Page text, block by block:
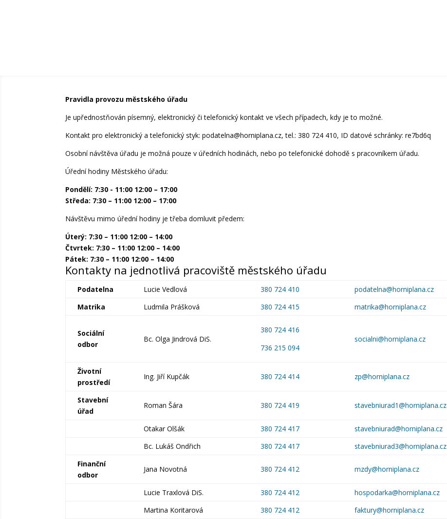
Pravidla provozu městského úřadu
Je upřednostňován písemný, elektronický či telefonický kontakt ve všech případech, kdy je to možné.
Kontakt pro elektronický a telefonický styk: podatelna@horniplana.cz, tel.: 380 724 410, ID datové schránky: re7bd6q
Osobní návštěva úřadu je možná pouze v úředních hodinách, nebo po telefonické dohodě s pracovníkem úřadu.
Úřední hodiny Městského úřadu:
Pondělí: 7:30 - 11:00 12:00 – 17:00
Středa: 7:30 – 11:00 12:00 – 17:00
Návštěvu mimo úřední hodiny je třeba domluvit předem:
Úterý: 7:30 – 11:00 12:00 – 14:00
Čtvrtek: 7:30 – 11:00 12:00 – 14:00
Pátek: 7:30 – 11:00 12:00 – 14:00
Kontakty na jednotlivá pracoviště městského úřadu
Podatelna Lucie Vedlová 380 724 410
podatelna@horniplana.cz
Matrika
Ludmila Prášková 380 724 415 matrika@horniplana.cz
Sociální
odbor
Bc. Olga Jindrová DiS.
380 724 416
736 215 094
socialni@horniplana.cz
Životní
prostředí
Ing. Jiří Kupčák 380 724 414 zp@horniplana.cz
Stavební
úřad
Roman Šára 380 724 419 stavebniurad1@horniplana.cz
Otakar Olšák 380 724 417
stavebniurad@horniplana.cz
Bc. Lukáš Ondřich
380 724 417
stavebniurad3@horniplana.cz
Finanční
odbor
Jana Novotná 380 724 412 mzdy@horniplana.cz
Lucie Traxlová DiS. 380 724 412
hospodarka@horniplana.cz
Martina Koritarová
380 724 412 faktury@horniplana.cz